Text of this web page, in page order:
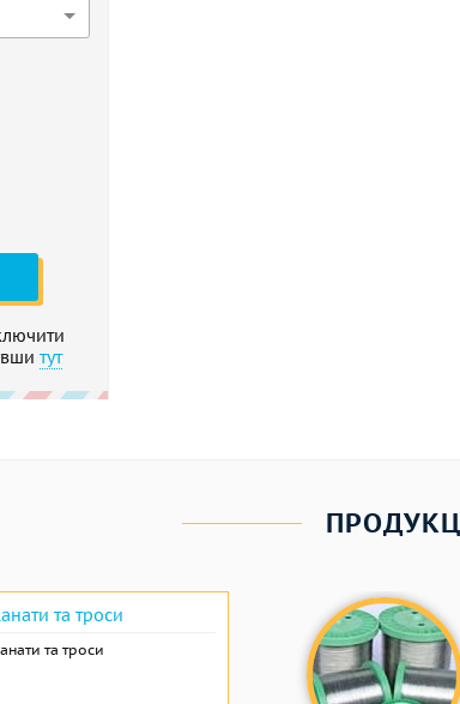
тут
та троси
та троси